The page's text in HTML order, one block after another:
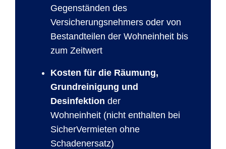
Gegenständen des
Versicherungsnehmers oder von
Bestandteilen der Wohneinheit bis
zum Zeitwert
Kosten für die Räumung,
Grundreinigung und
Desinfektion der
Wohneinheit (nicht enthalten bei
SicherVermieten ohne
Schadenersatz)